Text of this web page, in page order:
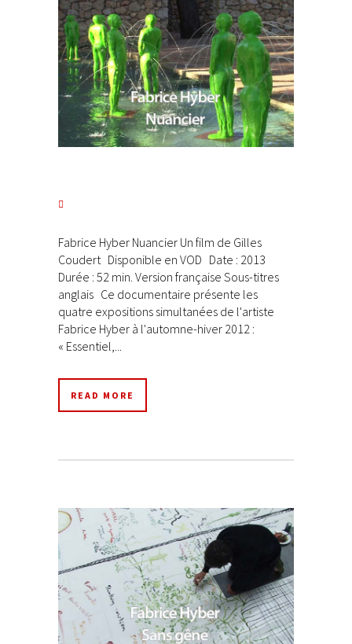
Fabrice Hyber Nuancier Un film de Gilles
Coudert Disponible en VOD Date : 2013
Durée : 52 min. Version française Sous-titres
anglais Ce documentaire présente les
quatre expositions simultanées de l'artiste
Fabrice Hyber à l'automne-hiver 2012 :
« Essentiel,...
READ MORE